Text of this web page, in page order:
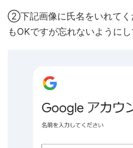
②下記画像に氏名をいれてく
もOKですが忘れないようにし